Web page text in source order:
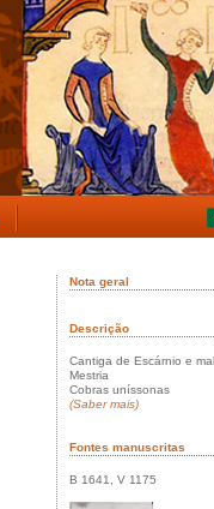
Nota geral
Descrição
Cantiga de Escárnio e
Mestria
Cobras uníssonas
(Saber mais)
Fontes manuscritas
B 1641, V 1175